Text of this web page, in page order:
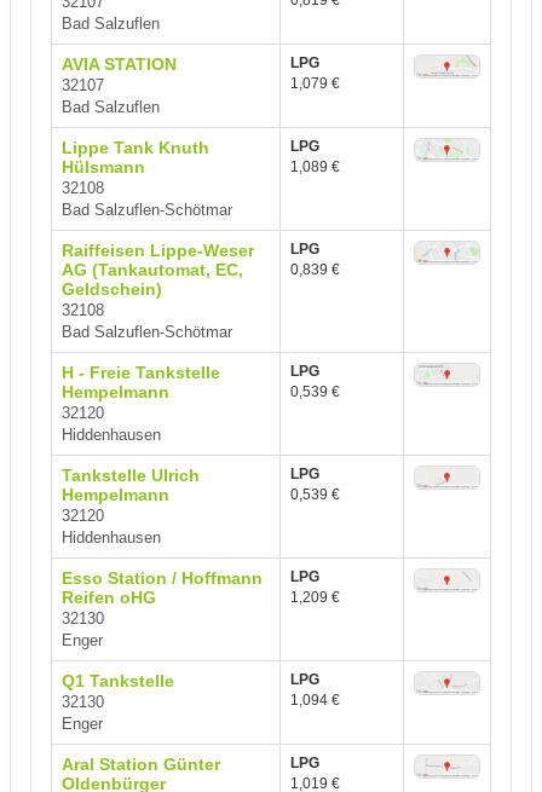
Bad Salzuflen
AVIA STATION
32107
Bad Salzuflen
LPG
1,079 €
Lippe Tank Knuth
Hülsmann
32108
Bad Salzuflen-Schötmar
LPG
1,089 €
Raiffeisen Lippe-Weser
AG (Tankautomat, EC,
Geldschein)
32108
Bad Salzuflen-Schötmar
LPG
0,839 €
H - Freie Tankstelle
Hempelmann
32120
Hiddenhausen
LPG
0,539 €
Tankstelle Ulrich
Hempelmann
32120
Hiddenhausen
LPG
0,539 €
Esso Station / Hoffmann
Reifen oHG
32130
Enger
LPG
1,209 €
Q1 Tankstelle
32130
Enger
LPG
1,094 €
Aral Station Günter
Oldenbürger
LPG
1,019 €